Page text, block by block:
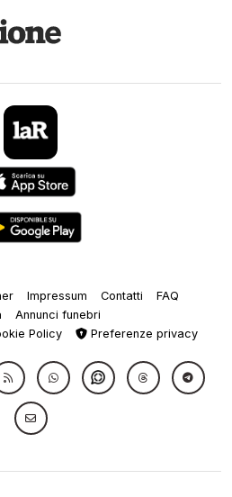
Impressum Contatti
FAQ
Annunci funebri
Policy Preferenze privacy